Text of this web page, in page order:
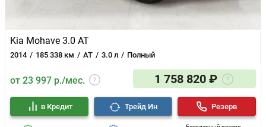
Kia Mohave 3.0 AT
2014 185 338 км AT 3.0 л Полный
от 23 997 р./мес. 1 758 820 ₽
в Кредит Трейд Ин Резерв